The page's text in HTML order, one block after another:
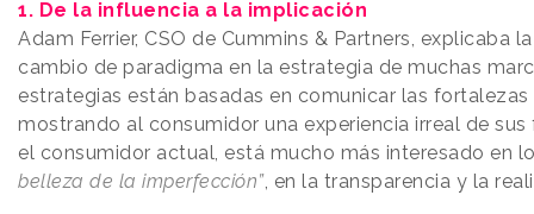
1. De la influencia a la implicación
Adam Ferrier, CSO de Cummins & Partners, explicaba
cambio de paradigma en la estrategia de muchas
estrategias están basadas en comunicar las
mostrando al consumidor una experiencia irreal de
el consumidor actual, está mucho más interesado en
belleza de la imperfección”, en la transparencia y la